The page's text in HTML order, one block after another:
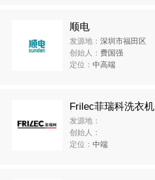
顺电
发源地： 深圳市福田区
创始人： 费国强
定位： 中高端
Frilec菲瑞科洗衣机
发源地：
创始人：
定位： 中端